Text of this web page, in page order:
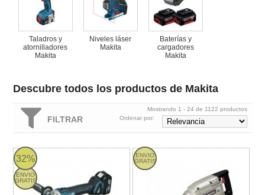
Taladros y
atornilladores
Makita
Niveles láser
Makita
Baterías y
cargadores
Makita
Descubre todos los productos de Makita
FILTRAR
Mostrando 1 - 24 de 1122 productos
Ordenar por:
32%
ENVIO
GRATIS
DGA504RMJ Makita
ENVIO
GRATIS
Martillo picador Makita HM1304 -